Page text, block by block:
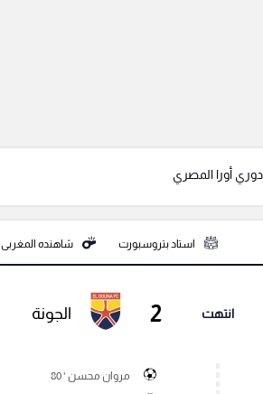
أورا المصري
استاد بتروسبورت شاهنده المغربى
انتهت 2 الجونة
مروان محسن ' 80